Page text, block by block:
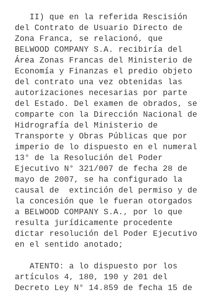
del Contrato de Usuario Directo de
Zona Franca, se relacionó, que
BELWOOD COMPANY S.A. recibiría del
Área Zonas Francas del Ministerio de
Economía y Finanzas el predio objeto
del contrato una vez obtenidas las
autorizaciones necesarias por parte
del Estado. Del examen de obrados, se
comparte con la Dirección Nacional de
Hidrografía del Ministerio de
Transporte y Obras Públicas que por
imperio de lo dispuesto en el numeral
13° de la Resolución del Poder
Ejecutivo N° 321/007 de fecha 28 de
mayo de 2007, se ha configurado la
causal de  extinción del permiso y de
la concesión que le fueran otorgados
a BELWOOD COMPANY S.A., por lo que
resulta jurídicamente procedente
dictar resolución del Poder Ejecutivo
en el sentido anotado;
artículos 4, 180, 190 y 201 del
Decreto Ley N° 14.859 de fecha 15 de